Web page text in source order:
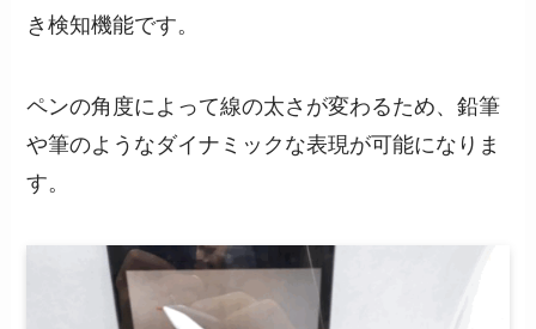
き検知機能です。
ペンの角度によって線の太さが変わるため、鉛筆
や筆のようなダイナミックな表現が可能になりま
す。